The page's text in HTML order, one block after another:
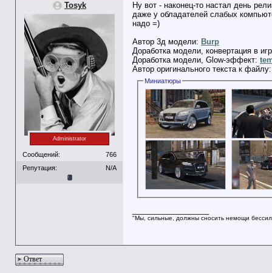
Tosyk
Administrator
Сообщений:
766
Репутация:
N/A
Ну вот - наконец-то настал день
даже у обладателей слабых
надо =)
Автор 3д модели: Burp
Доработка модели, конвертация в
Доработка модели, Glow-эффект:
Автор оригинального текста к
Миниатюры
"Мы, сильные, должны сносить немощи
Ответ